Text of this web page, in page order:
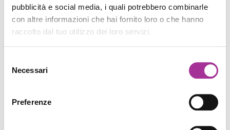
pubblicità e social media, i quali potrebbero combinarle
con altre informazioni che hai fornito loro o che hanno
raccolto dal tuo utilizzo dei loro servizi.
delNecessari
Preferenze